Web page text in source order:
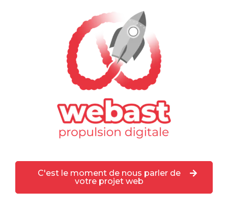
C'est le moment de nous parler de
votre projet web